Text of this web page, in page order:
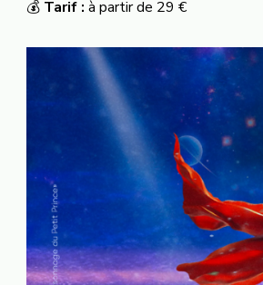
💰 Tarif : à partir de 29 €